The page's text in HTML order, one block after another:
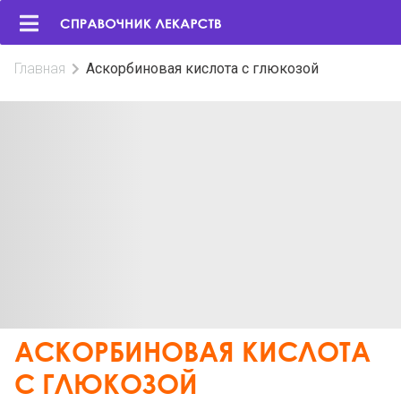
Главная Аскорбиновая кислота с глюкозой
АСКОРБИНОВАЯ КИСЛОТА
С ГЛЮКОЗОЙ